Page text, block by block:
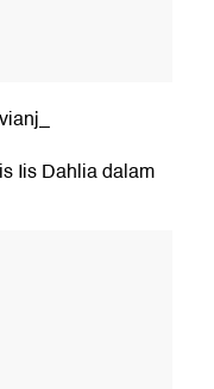
Iis Dahlia dalam